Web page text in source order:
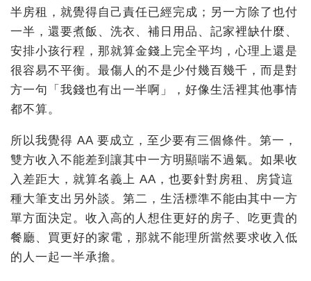
半房租，就覺得自己責任已經完成；另一方除了也付
一半，還要煮飯、洗衣、補日用品、記家裡缺什麼、
安排小孩行程，那就算金錢上完全平均，心理上還是
很容易不平衡。最傷人的不是少付幾百幾千，而是對
方一句「我錢也有出一半啊」，好像生活裡其他事情
都不算。
所以我覺得 AA 要成立，至少要有三個條件。第一，
雙方收入不能差到讓其中一方明顯喘不過氣。如果收
入差距大，就算名義上 AA，也要針對房租、房貸這
種大筆支出另外談。第二，生活標準不能由其中一方
單方面決定。收入高的人想住更好的房子、吃更貴的
餐廳、買更好的家電，那就不能理所當然要求收入低
的人一起一半承擔。